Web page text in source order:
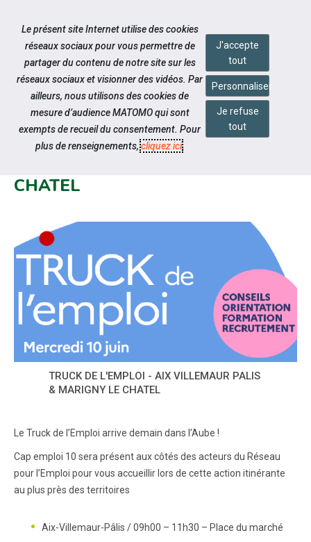
Aller au contenu
Notre actualité
TRUCK DE L'EMPLOI - AIX
CHATEL
TRUCK DE L'EMPLOI - AIX VILLEMAUR PALIS
& MARIGNY LE CHATEL
Le Truck de l’Emploi arrive demain dans l’Aube !
Cap emploi 10 sera présent aux côtés des acteurs du Réseau
pour l’Emploi pour vous accueillir lors de cette action itinérante
au plus près des territoires
Aix-Villemaur-Pâlis / 09h00 – 11h30 – Place du marché
Le présent site Internet utilise des cookies
réseaux sociaux pour vous permettre de
partager du contenu de notre site sur les
réseaux sociaux et visionner des vidéos. Par
ailleurs, nous utilisons des cookies de
mesure d’audience MATOMO qui sont
exempts de recueil du consentement. Pour
plus de renseignements,cliquez ici.
J'accepte
tout
Personnaliser
Je refuse
tout